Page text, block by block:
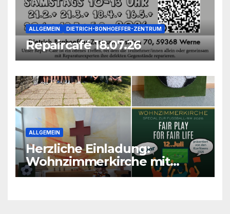
ALLGEMEIN DIETRICH-BONHOEFFER-ZENTRUM
Repaircafé 18.07.26
ALLGEMEIN
Herzliche Einladung:
Wohnzimmerkirche mit
unseren Konfis